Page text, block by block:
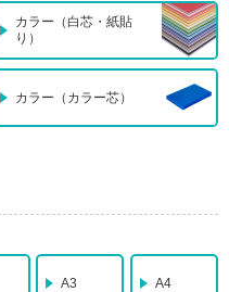
カラー（白芯・紙貼
り）
カラー（カラー芯）
A3 A4